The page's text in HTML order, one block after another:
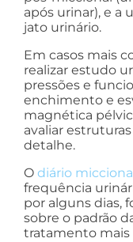
após urinar), e a
jato urinário.
Em casos mais
realizar estudo
pressões e
enchimento e
magnética
avaliar
detalhe.
O diário miccional
frequência
por alguns dias,
sobre o padrão
tratamento mais